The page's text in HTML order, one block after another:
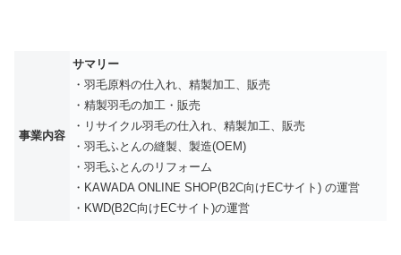
事業内容
サマリー
・羽毛原料の仕入れ、精製加工、販売
・精製羽毛の加工・販売
・リサイクル羽毛の仕入れ、精製加工、販売
・羽毛ふとんの縫製、製造(OEM)
・羽毛ふとんのリフォーム
・KAWADA ONLINE SHOP(B2C向けECサイト) の運営
・KWD(B2C向けECサイト)の運営